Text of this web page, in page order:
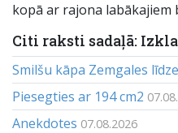
kopā ar rajona labākajiem
Citi raksti sadaļā:
Smilšu kāpa Zemgales
Piesegties ar 194 cm2
Anekdotes 07.08.2026